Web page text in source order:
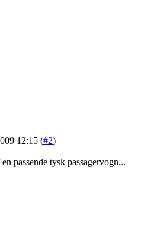
12:15 (#2)
passende tysk passagervogn...